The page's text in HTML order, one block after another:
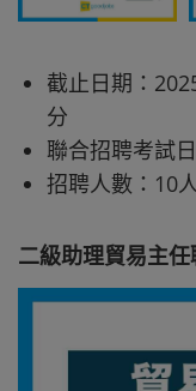
截止日期：
分
聯合招聘考試
招聘人數：10
二級助理貿易主